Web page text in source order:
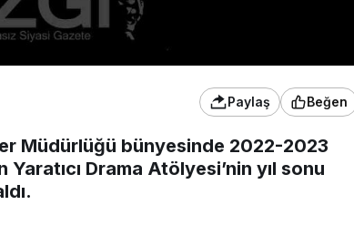
Paylaş Beğen
Müdürlüğü bünyesinde 2022-2023
Drama Atölyesi’nin yıl sonu